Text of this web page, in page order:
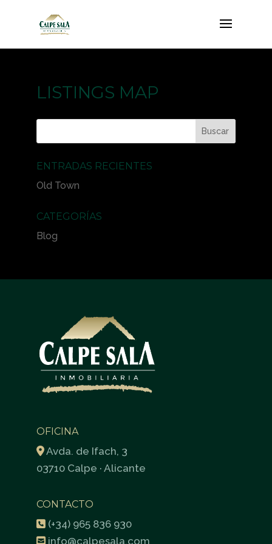
LISTINGS MAP
ENTRADAS RECIENTES
Old Town
CATEGORÍAS
Blog
OFICINA
Avda. de Ifach, 3
03710 Calpe · Alicante
CONTACTO
(+34) 965 836 930
info@calpesala.com